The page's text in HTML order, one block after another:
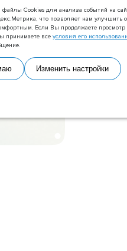
Сookies для анализа событий на
что позволяет нам улучшить
Если Вы продолжаете просмотр
принимаете всеусловия его
Изменить настройки